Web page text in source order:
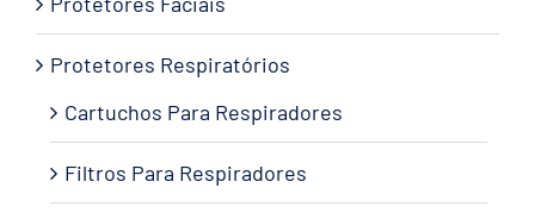
Protetores Respiratórios
Cartuchos Para Respiradores
Filtros Para Respiradores